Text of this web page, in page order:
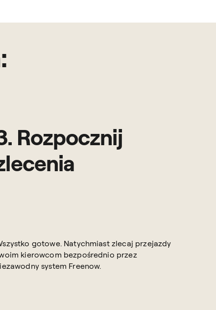
Rozpocznij
gotowe. Natychmiast zlecaj przejazdy
kierowcom bezpośrednio przez
system Freenow.